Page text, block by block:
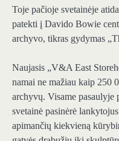
Toje pačioje svetainėje
patekti į Davido Bowie
archyvo, tikras gydymas
Naujasis „V&A East
namai ne mažiau kaip 250
archyvų. Visame pasaulyje
svetainė pasinėrė
apimančių kiekvieną